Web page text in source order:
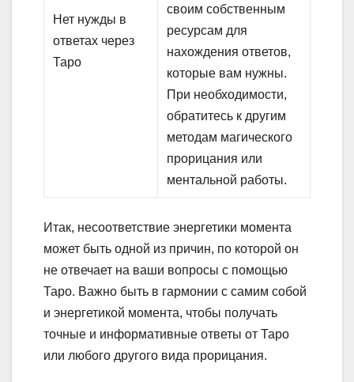
Нет нужды в
ответах через
Таро
своим собственным
ресурсам для
нахождения ответов,
которые вам нужны.
При необходимости,
обратитесь к другим
методам магического
прорицания или
ментальной работы.
Итак, несоответствие энергетики момента
может быть одной из причин, по которой он
не отвечает на ваши вопросы с помощью
Таро. Важно быть в гармонии с самим собой
и энергетикой момента, чтобы получать
точные и информативные ответы от Таро
или любого другого вида прорицания.